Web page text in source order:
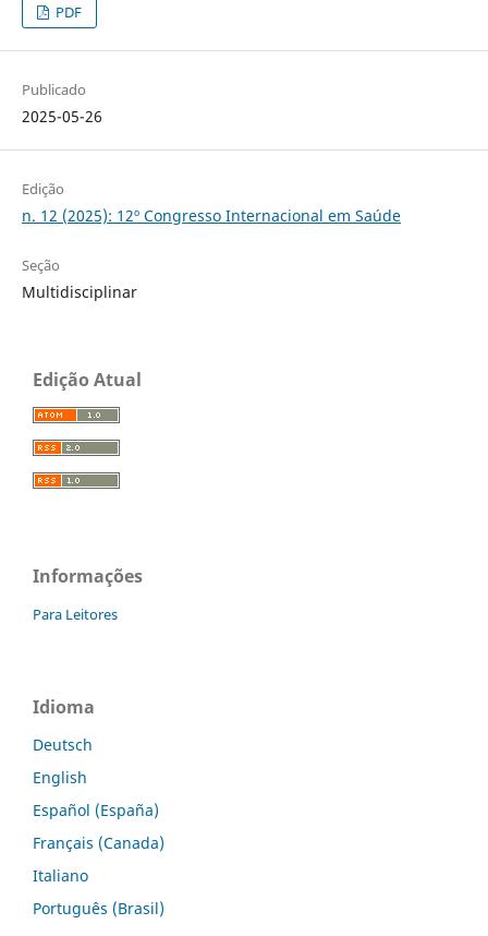
PDF
Publicado
2025-05-26
Edição
n. 12 (2025): 12º Congresso Internacional em Saúde
Seção
Multidisciplinar
Edição Atual
Informações
Para Leitores
Idioma
Deutsch
English
Español (España)
Français (Canada)
Italiano
Português (Brasil)